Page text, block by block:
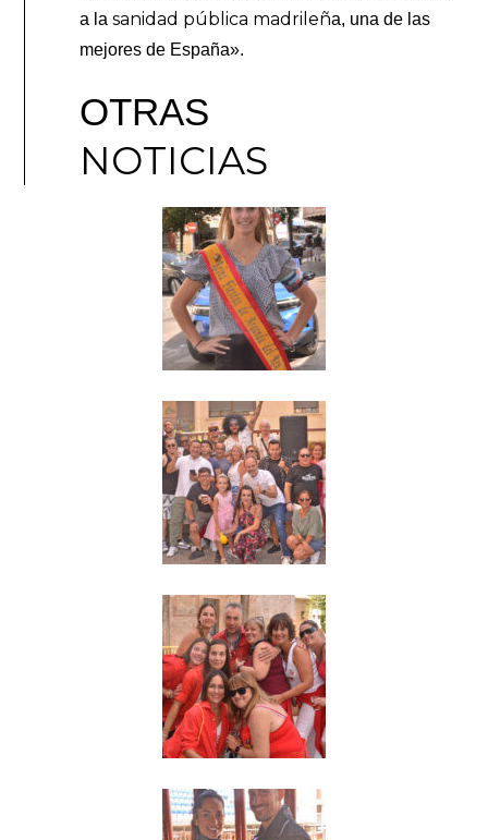
a la sanidad pública madrileña, una de las
mejores de España».
OTRAS
NOTICIAS